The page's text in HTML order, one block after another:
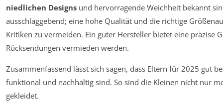
niedlichen Designs und hervorragende Weichheit bekannt
ausschlaggebend; eine hohe Qualität und die richtige
Kritiken zu vermeiden. Ein guter Hersteller bietet eine präzise
Rücksendungen vermieden werden.
Zusammenfassend lässt sich sagen, dass Eltern für 2025 gut
funktional und nachhaltig sind. So sind die Kleinen nicht nur
gekleidet.